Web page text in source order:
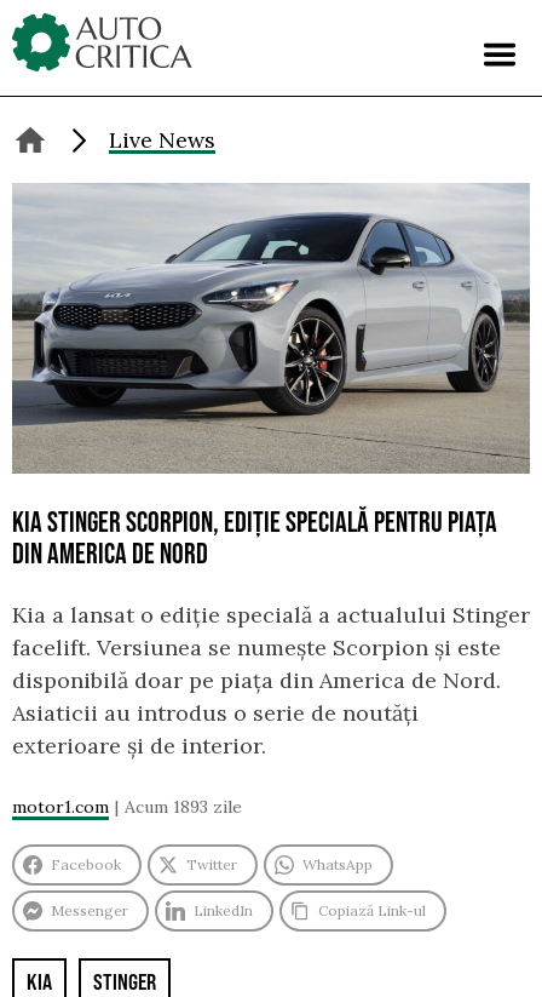
Skip
to
content
Live News
KIA STINGER SCORPION, EDIȚIE SPECIALĂ PENTRU PIAȚA
DIN AMERICA DE NORD
Kia a lansat o ediție specială a actualului Stinger
facelift. Versiunea se numește Scorpion și este
disponibilă doar pe piața din America de Nord.
Asiaticii au introdus o serie de noutăți
exterioare și de interior.
motor1.com Acum 1893 zile
Facebook Twitter WhatsApp
Messenger LinkedIn Copiază Link-ul
KIA STINGER